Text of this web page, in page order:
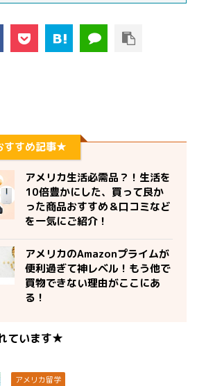
すすめ記事★
アメリカ生活必需品？！生活を
10倍豊かにした、買って良か
った商品おすすめ＆口コミなど
を一気にご紹介！
アメリカのAmazonプライムが
便利過ぎて神レベル！もう他で
買物できない理由がここにあ
る！
ています★
アメリカ留学